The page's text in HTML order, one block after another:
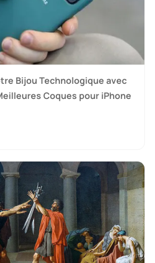
Bijou Technologique avec
Coques pour iPhone